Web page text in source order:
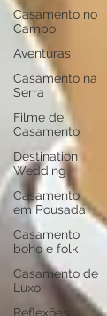
Casamento no
Campo
Aventuras
Casamento na
Serra
Filme de
Casamento
Destination
Wedding
Casamento
em Pousada
Casamento
boho e folk
Casamento de
Luxo
Reflexões